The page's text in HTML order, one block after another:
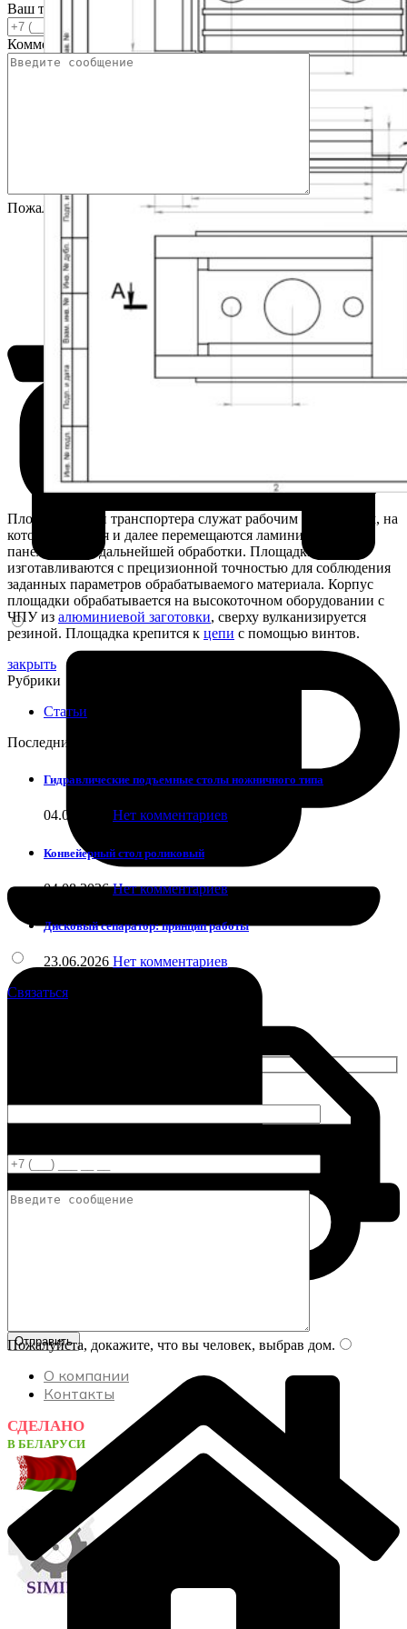
Ваш телефон
Комментарий
Пожалуйста, докажите, что вы человек, выбрав
О компании
Контакты
СДЕЛАНО
В БЕЛАРУСИ
Площадки цепи транспортера служат рабочим основанием, на
которое ложатся и далее перемещаются ламинированные
панели для их дальнейшей обработки. Площадки
изготавливаются с прецизионной точностью для соблюдения
заданных параметров обрабатываемого материала. Корпус
площадки обрабатывается на высокоточном оборудовании с
ЧПУ из алюминиевой заготовки, сверху вулканизируется
резиной. Площадка крепится к цепи с помощью винтов.
закрыть
Рубрики
Статьи
Последние статьи
Гидравлические подъемные столы ножничного типа
04.08.2026 Нет комментариев
Конвейерный стол роликовый
04.08.2026 Нет комментариев
Дисковый сепаратор: принцип работы
23.06.2026 Нет комментариев
Связаться
Пожалуйста, докажите, что вы человек, выбрав дом.